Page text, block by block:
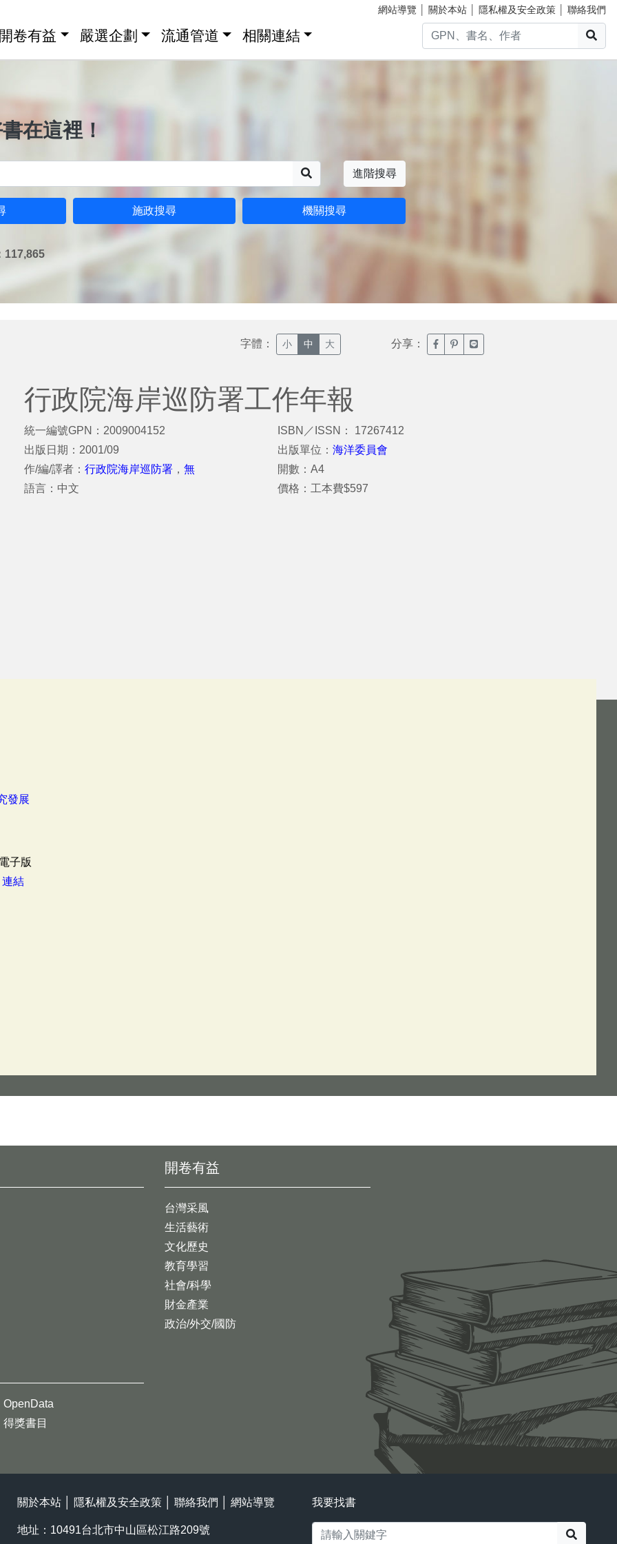
網站導覽 關於本站 隱私權及安全政策 聯絡我們
卷有益 嚴選企劃 流通管道 相關連結
在這裡！
進階搜尋
施政搜尋 機關搜尋
117,865
字體： 小 中 大 分享： 臉書分享(另開新視窗)
噗浪分享(另開新視窗)
Line分享(另開新視窗)
行政院海岸巡防署工作年報
統一編號GPN：2009004152
出版日期：2001/09
作/編/譯者： 行政院海岸巡防署 ， 無
語言：中文
ISBN／ISSN： 17267412
出版單位：海洋委員會
開數：A4
價格：工本費$597
發展
子版
連結
開卷有益
台灣采風
生活藝術
文化歷史
教育學習
社會/科學
財金產業
政治/外交/國防
OpenData
得獎書目
關於本站 隱私權及安全政策 聯絡我們 網站導覽
地址：10491台北市中山區松江路209號
我要找書